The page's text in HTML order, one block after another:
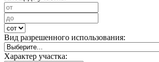
Вид разрешенного использования:
Характер участка: